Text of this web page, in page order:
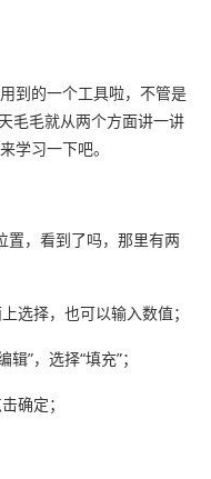
到的一个工具啦，不管是
毛毛就从两个方面讲一讲
学习一下吧。
置，看到了吗，那里有两
选择，也可以输入数值；
”，选择“填充”；
确定；